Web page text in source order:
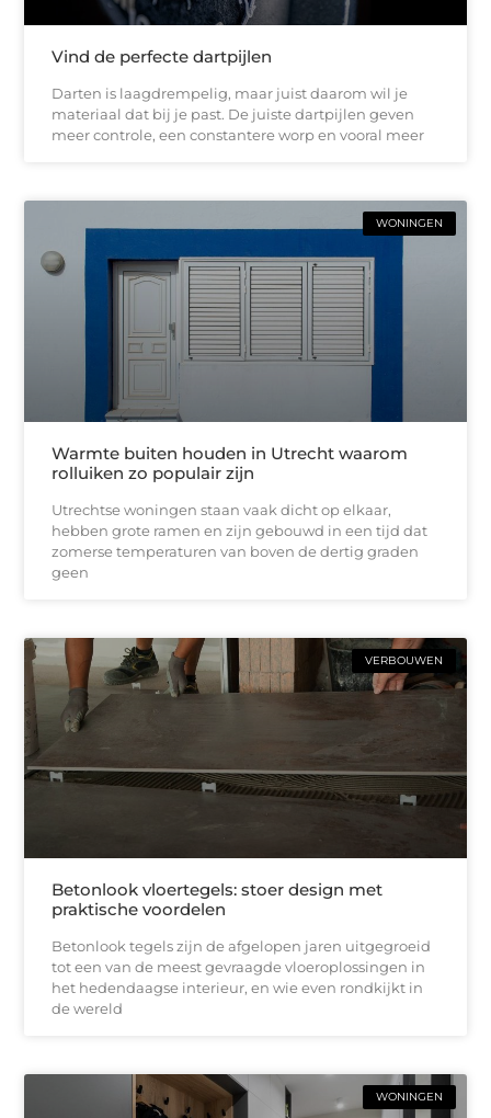
Vind de perfecte dartpijlen
Darten is laagdrempelig, maar juist daarom wil je
materiaal dat bij je past. De juiste dartpijlen geven
meer controle, een constantere worp en vooral meer
WONINGEN
Warmte buiten houden in Utrecht waarom
rolluiken zo populair zijn
Utrechtse woningen staan vaak dicht op elkaar,
hebben grote ramen en zijn gebouwd in een tijd dat
zomerse temperaturen van boven de dertig graden
geen
VERBOUWEN
Betonlook vloertegels: stoer design met
praktische voordelen
Betonlook tegels zijn de afgelopen jaren uitgegroeid
tot een van de meest gevraagde vloeroplossingen in
het hedendaagse interieur, en wie even rondkijkt in
de wereld
WONINGEN